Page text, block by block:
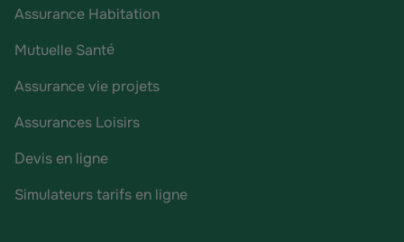
Assurance Habitation
Mutuelle Santé
Assurance vie projets
Assurances Loisirs
Devis en ligne
Simulateurs tarifs en ligne